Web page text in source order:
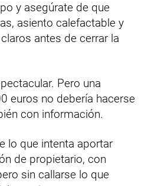
y asegúrate de que
asiento calefactable y
antes de cerrar la
Pero una
euros no debería hacerse
con información.
lo que intenta aportar
de propietario, con
sin callarse lo que